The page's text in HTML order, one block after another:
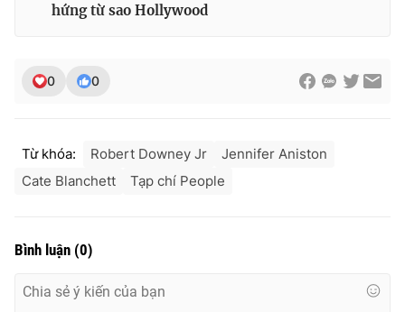
hứng từ sao Hollywood
0 0
Từ khóa: Robert Downey Jr
Jennifer Aniston
Cate Blanchett
Tạp chí People
Bình luận (0)